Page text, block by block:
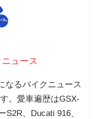
ュース
なるバイクニュース
。愛車遍歴はGSX-
S2R、Ducati 916、